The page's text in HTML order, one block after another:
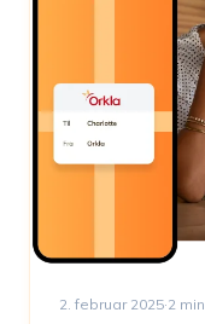
2. februar 2025·2 min